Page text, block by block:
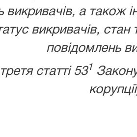
викривачів, а також
викривачів, стан
повідомлень
статті 531